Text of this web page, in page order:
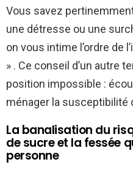
Vous savez
une détresse ou une
on vous intime l’ordre de
» . Ce conseil d’un autre
position impossible :
ménager la susceptibilité
La banalisation du
de sucre et la fessée
personne